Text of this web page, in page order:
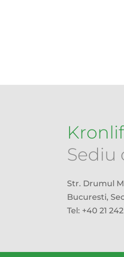
Sediu
Str. Drumul
Bucuresti,
Tel: +40 21